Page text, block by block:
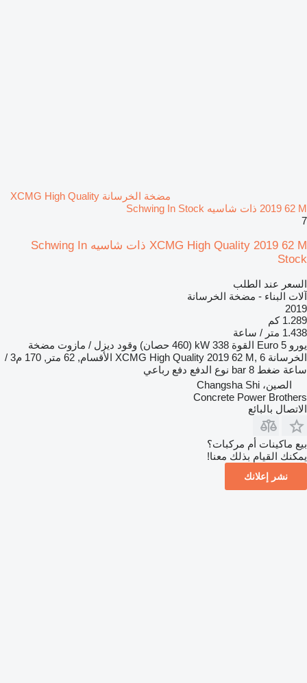
مضخة الخرسانة XCMG High Quality
2019 62 M ذات شاسيه Schwing In Stock
7
XCMG High Quality 2019 62 M ذات شاسيه Schwing In
Stock
السعر عند الطلب
آلات البناء - مضخة الخرسانة
2019
1.289 كم
1.438 متر / ساعة
يورو Euro 5 القوة 338 kW (460 حصان) وقود ديزل / مازوت مضخة
الخرسانة
XCMG High Quality 2019 62 M, 6 الأقسام, 62 متر, 170 م3 /
ساعة ضغط 8 bar نوع الدفع دفع رباعي
الصين، Changsha Shi
Concrete Power Brothers
الاتصال بالبائع
بيع ماكينات أم مركبات؟
يمكنك القيام بذلك معنا!
نشر إعلانك